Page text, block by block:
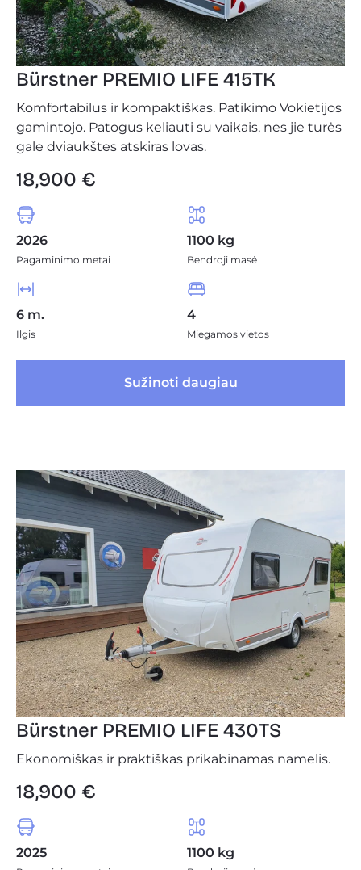
Bürstner PREMIO LIFE 415TK
Komfortabilus ir kompaktiškas. Patikimo Vokietijos
gamintojo. Patogus keliauti su vaikais, nes jie turės
gale dviaukštes atskiras lovas.
18,900 €
2026
Pagaminimo metai
1100 kg
Bendroji masė
6 m.
Ilgis
4
Miegamos vietos
Sužinoti daugiau
Bürstner PREMIO LIFE 430TS
Ekonomiškas ir praktiškas prikabinamas namelis.
18,900 €
2025 1100 kg